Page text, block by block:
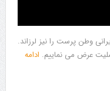
وطن پرست را نیز لرزاند.
عرض می نماییم. ادامه